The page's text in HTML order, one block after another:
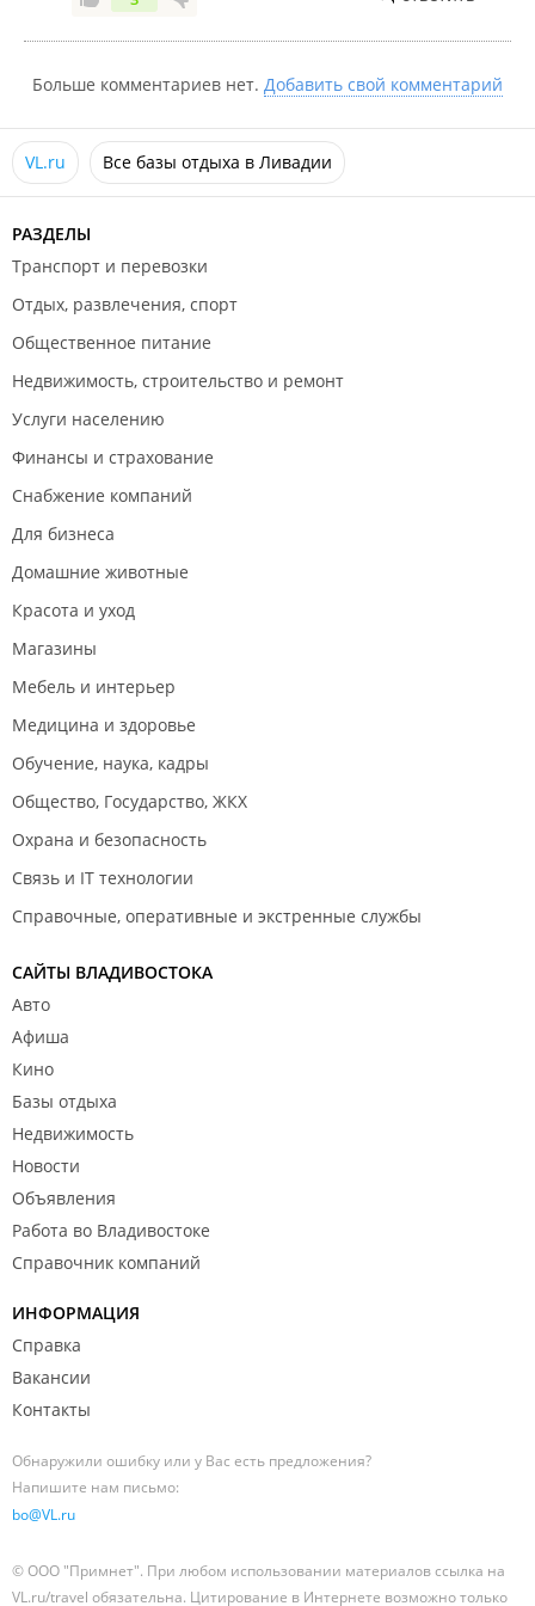
уезжали (до конца отдыха оставалось еще 5 дней!).
Причем с оставшихся двух домиков никто из
того, что мы пели! В общем, если вы нормальная
весь год, встретиться с друзьями, душевно попеть
песни, то вам НИ В КОЕМ СЛУЧАЕ, НИ СЮДА!.
Больше комментариев нет. Добавить свой комментарий
VL.ru Все базы отдыха в Ливадии
РАЗДЕЛЫ
Транспорт и перевозки
Отдых, развлечения, спорт
Общественное питание
Недвижимость, строительство и ремонт
Услуги населению
Финансы и страхование
Снабжение компаний
Для бизнеса
Домашние животные
Красота и уход
Магазины
Мебель и интерьер
Медицина и здоровье
Обучение, наука, кадры
Общество, Государство, ЖКХ
Охрана и безопасность
Связь и IT технологии
Справочные, оперативные и экстренные службы
САЙТЫ ВЛАДИВОСТОКА
Авто
Афиша
Кино
Базы отдыха
Недвижимость
Новости
Объявления
Работа во Владивостоке
Справочник компаний
ИНФОРМАЦИЯ
Справка
Вакансии
Контакты
Обнаружили ошибку или у Вас есть предложения?
Напишите нам письмо:
bo@VL.ru
© ООО "Примнет". При любом использовании материалов ссылка на
VL.ru/travel обязательна. Цитирование в Интернете возможно только